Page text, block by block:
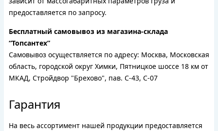
предоставляется по запросу.
Бесплатный самовывоз из магазина-склада
“Топсантех”
Самовывоз осуществляется по адресу: Москва, Московская
область, городской округ Химки, Пятницкое шоссе 18 км от
МКАД, Стройдвор "Брехово", пав. С-43, С-07
Гарантия
На весь ассортимент нашей продукции предоставляется